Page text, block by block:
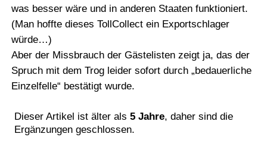
was besser wäre und in anderen Staaten funktioniert.
(Man hoffte dieses TollCollect ein Exportschlager
würde…)
Aber der Missbrauch der Gästelisten zeigt ja, das der
Spruch mit dem Trog leider sofort durch „bedauerliche
Einzelfelle“ bestätigt wurde.
Dieser Artikel ist älter als 5 Jahre, daher sind die
Ergänzungen geschlossen.